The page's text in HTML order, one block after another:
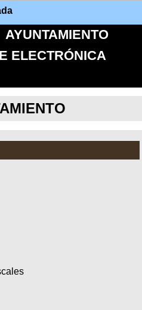
AYUNTAMIENTO
ELECTRÓNICA